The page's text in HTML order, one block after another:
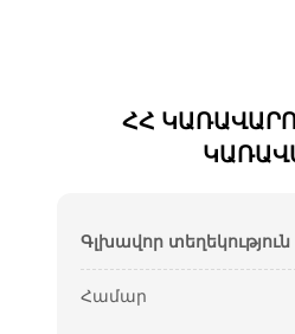
ՀՀ
Գլխավոր տեղեկություն
Համար